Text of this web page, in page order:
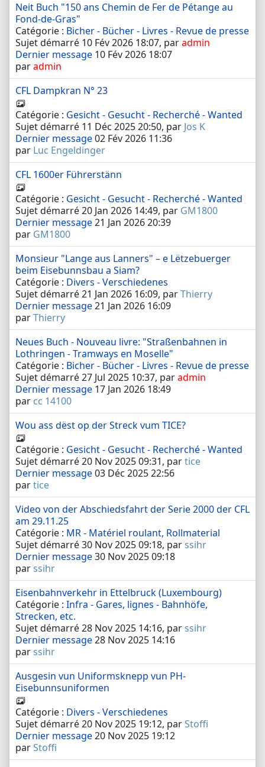
Neit Buch "150 ans Chemin de Fer de Pétange au
Fond-de-Gras"
Catégorie : Bicher - Bücher - Livres - Revue de presse
Sujet démarré 10 Fév 2026 18:07, paradmin
Dernier message 10 Fév 2026 18:07
paradmin
CFL Dampkran N° 23
Catégorie : Gesicht - Gesucht - Recherché - Wanted
Sujet démarré 11 Déc 2025 20:50, par Jos K
Dernier message02 Fév 2026 11:36
par Luc Engeldinger
CFL 1600er Führerstänn
Catégorie : Gesicht - Gesucht - Recherché - Wanted
Sujet démarré 20 Jan 2026 14:49, par GM1800
Dernier message21 Jan 2026 20:39
par GM1800
Monsieur "Lange aus Lanners" – e Lëtzebuerger
beim Eisebunnsbau a Siam?
Catégorie : Divers - Verschiedenes
Sujet démarré 21 Jan 2026 16:09, parThierry
Dernier message21 Jan 2026 16:09
parThierry
Neues Buch - Nouveau livre: "Straßenbahnen in
Lothringen - Tramways en Moselle"
Catégorie : Bicher - Bücher - Livres - Revue de presse
Sujet démarré 27 Jul 2025 10:37, paradmin
Dernier message 17 Jan 2026 18:49
par cc 14100
Wou ass dëst op der Streck vum TICE?
Catégorie : Gesicht - Gesucht - Recherché - Wanted
Sujet démarré 20 Nov 2025 09:31, partice
Dernier message03 Déc 2025 22:56
partice
Video von der Abschiedsfahrt der Serie 2000 der CFL
am 29.11.25
Catégorie : MR - Matériel roulant, Rollmaterial
Sujet démarré 30 Nov 2025 09:18, parssihr
Dernier message30 Nov 2025 09:18
parssihr
Eisenbahnverkehr in Ettelbruck (Luxembourg)
Catégorie : Infra - Gares, lignes - Bahnhöfe,
Strecken, etc.
Sujet démarré 28 Nov 2025 14:16, parssihr
Dernier message28 Nov 2025 14:16
parssihr
Ausgesin vun Uniformsknepp vun PH-
Eisebunnsuniformen
Catégorie : Divers - Verschiedenes
Sujet démarré 20 Nov 2025 19:12, parStoffi
Dernier message20 Nov 2025 19:12
parStoffi